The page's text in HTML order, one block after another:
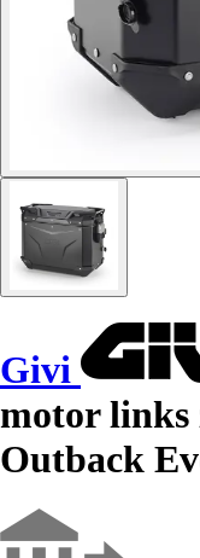
Givi
motor links
Outback